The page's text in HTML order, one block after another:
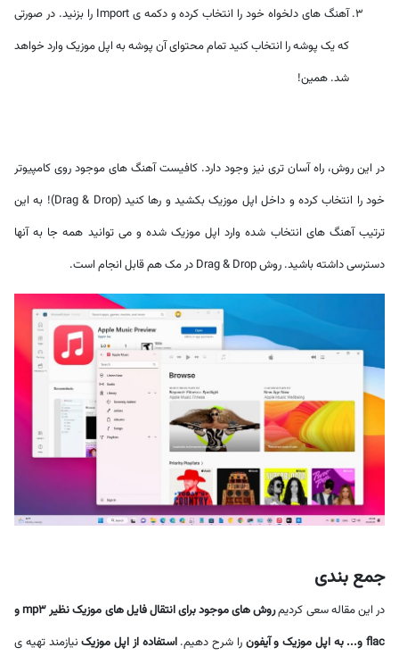
آهنگ های دلخواه خود را انتخاب کرده و دکمه ی Import را بزنید. در صورتی
که یک پوشه را انتخاب کنید تمام محتوای آن پوشه به اپل موزیک وارد خواهد
شد. همین!
در این روش، راه آسان تری نیز وجود دارد. کافیست آهنگ های موجود روی کامپیوتر
خود را انتخاب کرده و داخل اپل موزیک بکشید و رها کنید (Drag & Drop)! به این
ترتیب آهنگ های انتخاب شده وارد اپل موزیک شده و می توانید همه جا به آنها
دسترسی داشته باشید. روش Drag & Drop در مک هم قابل انجام است.
جمع بندی
در این مقاله سعی کردیم
روش های موجود برای انتقال فایل های موزیک نظیر mp3 و
flac و... به اپل موزیک و آیفون
را شرح دهیم.استفاده از اپل موزیکنیازمند تهیه ی